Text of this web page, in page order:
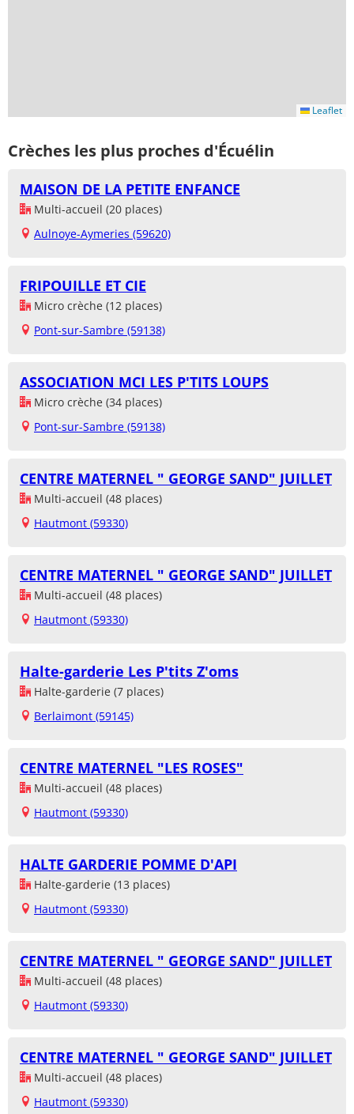
Leaflet
Crèches les plus proches d'Écuélin
MAISON DE LA PETITE ENFANCE
Multi-accueil (20 places)
Aulnoye-Aymeries (59620)
FRIPOUILLE ET CIE
Micro crèche (12 places)
Pont-sur-Sambre (59138)
ASSOCIATION MCI LES P'TITS LOUPS
Micro crèche (34 places)
Pont-sur-Sambre (59138)
CENTRE MATERNEL " GEORGE SAND" JUILLET
Multi-accueil (48 places)
Hautmont (59330)
CENTRE MATERNEL " GEORGE SAND" JUILLET
Multi-accueil (48 places)
Hautmont (59330)
Halte-garderie Les P'tits Z'oms
Halte-garderie (7 places)
Berlaimont (59145)
CENTRE MATERNEL "LES ROSES"
Multi-accueil (48 places)
Hautmont (59330)
HALTE GARDERIE POMME D'API
Halte-garderie (13 places)
Hautmont (59330)
CENTRE MATERNEL " GEORGE SAND" JUILLET
Multi-accueil (48 places)
Hautmont (59330)
CENTRE MATERNEL " GEORGE SAND" JUILLET
Multi-accueil (48 places)
Hautmont (59330)